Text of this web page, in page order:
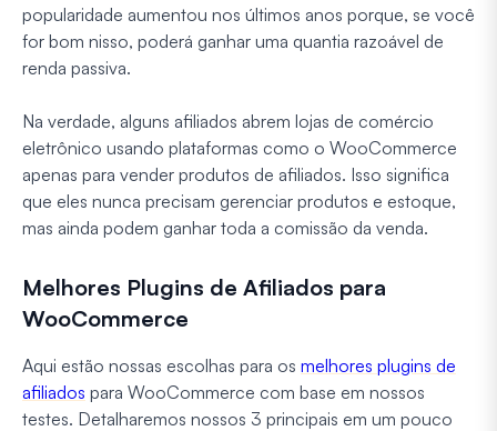
popularidade aumentou nos últimos anos porque, se você
for bom nisso, poderá ganhar uma quantia razoável de
renda passiva.
Na verdade, alguns afiliados abrem lojas de comércio
eletrônico usando plataformas como o WooCommerce
apenas para vender produtos de afiliados. Isso significa
que eles nunca precisam gerenciar produtos e estoque,
mas ainda podem ganhar toda a comissão da venda.
Melhores Plugins de Afiliados para
WooCommerce
Aqui estão nossas escolhas para os melhores plugins de
afiliados para WooCommerce com base em nossos
testes. Detalharemos nossos 3 principais em um pouco